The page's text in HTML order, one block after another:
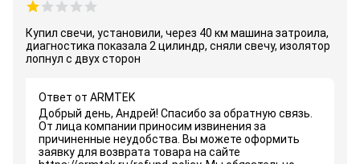
Купил свечи, установили, через 40 км машина затроила,
диагностика показала 2 цилиндр, сняли свечу, изолятор
лопнул с двух сторон
Ответ от ARMTEK
Добрый день, Андрей! Спасибо за обратную связь.
От лица компании приносим извинения за
причиненные неудобства. Вы можете оформить
заявку для возврата товара на сайте